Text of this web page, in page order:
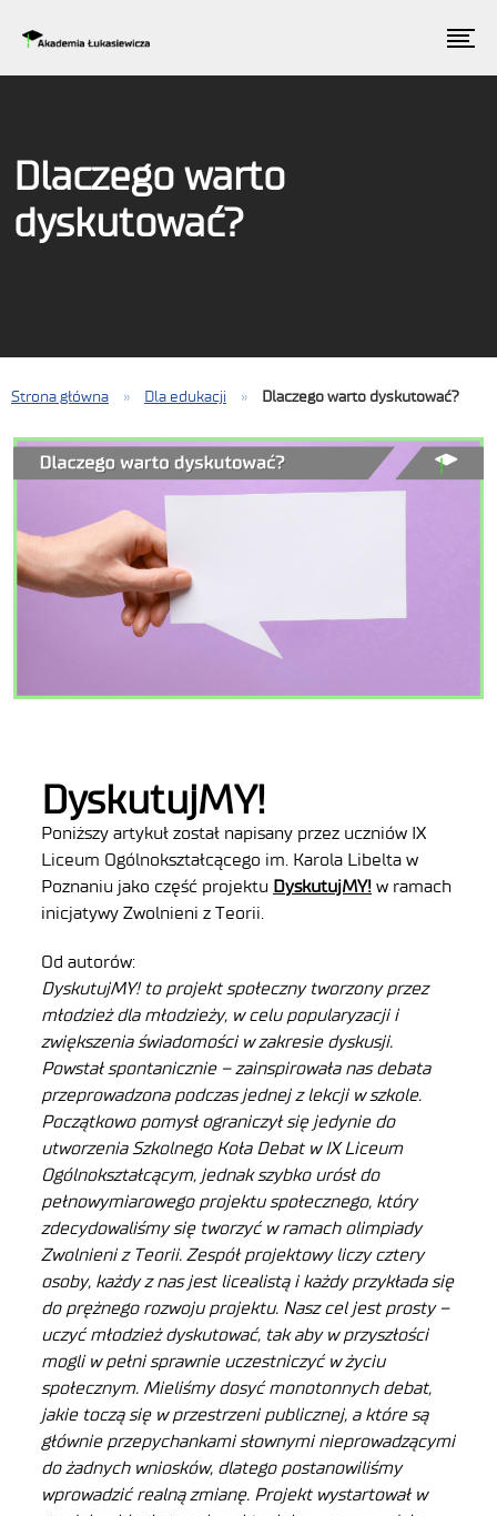
Dlaczego warto
dyskutować?
Strona główna » Dla edukacji » Dlaczego warto dyskutować?
DyskutujMY!
Poniższy artykuł został napisany przez uczniów IX
Liceum Ogólnokształcącego im. Karola Libelta w
Poznaniu jako część projektu DyskutujMY! w ramach
inicjatywy Zwolnieni z Teorii.
Od autorów:
DyskutujMY! to projekt społeczny tworzony przez
młodzież dla młodzieży, w celu popularyzacji i
zwiększenia świadomości w zakresie dyskusji.
Powstał spontanicznie – zainspirowała nas debata
przeprowadzona podczas jednej z lekcji w szkole.
Początkowo pomysł ograniczył się jedynie do
utworzenia Szkolnego Koła Debat w IX Liceum
Ogólnokształcącym, jednak szybko urósł do
pełnowymiarowego projektu społecznego, który
zdecydowaliśmy się tworzyć w ramach olimpiady
Zwolnieni z Teorii. Zespół projektowy liczy cztery
osoby, każdy z nas jest licealistą i każdy przykłada się
do prężnego rozwoju projektu. Nasz cel jest prosty –
uczyć młodzież dyskutować, tak aby w przyszłości
mogli w pełni sprawnie uczestniczyć w życiu
społecznym. Mieliśmy dosyć monotonnych debat,
jakie toczą się w przestrzeni publicznej, a które są
głównie przepychankami słownymi nieprowadzącymi
do żadnych wniosków, dlatego postanowiliśmy
wprowadzić realną zmianę. Projekt wystartował w